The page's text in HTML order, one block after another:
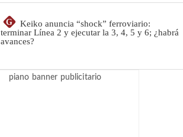
G
Keiko anuncia “shock” ferroviario:
terminar Línea 2 y ejecutar la 3, 4, 5 y 6; ¿habrá
avances?